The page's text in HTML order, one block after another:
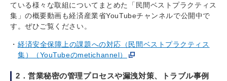
ている様々な取組についてまとめた「民間ベストプラクティス
集」の概要動画も経済産業省YouTubeチャンネルで公開中で
す。ぜひご覧ください。
経済安全保障上の課題への対応（民間ベストプラクティス
集）（YouTubeのmetichannel）
2．営業秘密の管理プロセスや漏洩対策、トラブル事例